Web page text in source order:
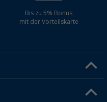
Bis zu 5% Bonus
mit der Vorteilskarte